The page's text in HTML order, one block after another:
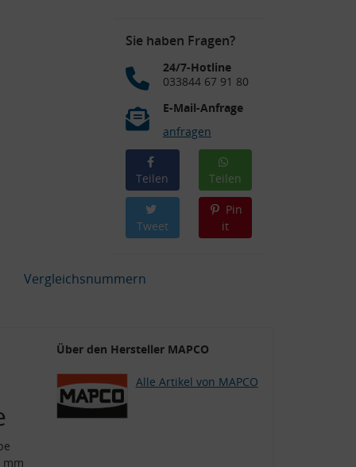
Sie haben Fragen?
24/7-Hotline
033844 67 91 80
E-Mail-Anfrage
anfragen
Teilen Teilen
Tweet
Pin
it
Vergleichsnummern
mm
Über den Hersteller MAPCO
Alle Artikel von MAPCO